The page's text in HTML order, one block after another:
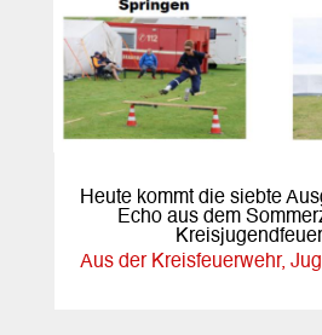
Heute kommt die siebte
Echo aus dem
Aus der Kreisfeuerwehr,